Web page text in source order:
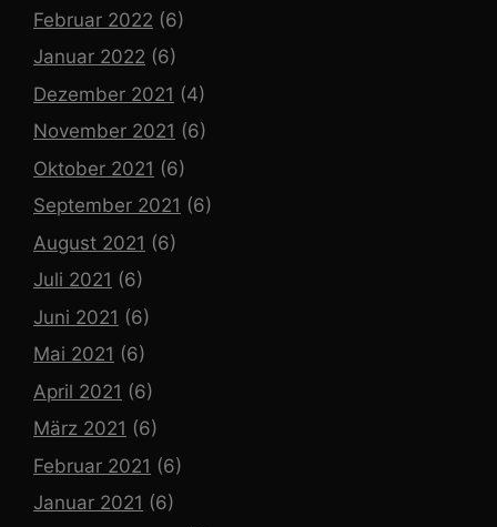
Februar 2022 (6)
Januar 2022 (6)
Dezember 2021 (4)
November 2021 (6)
Oktober 2021 (6)
September 2021 (6)
August 2021 (6)
Juli 2021 (6)
Juni 2021 (6)
Mai 2021 (6)
April 2021 (6)
März 2021 (6)
Februar 2021 (6)
Januar 2021 (6)